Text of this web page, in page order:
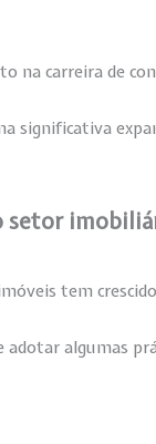
na carreira de
setor
tem
adotar algumas